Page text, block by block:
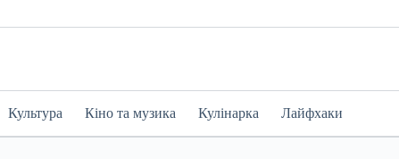
Культура Кіно та музика Кулінарка Лайфхаки